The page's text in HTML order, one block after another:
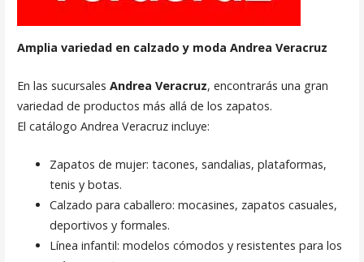
Amplia variedad en calzado y moda Andrea Veracruz
En las sucursales Andrea Veracruz, encontrarás una gran
variedad de productos más allá de los zapatos.
El catálogo Andrea Veracruz incluye:
Zapatos de mujer: tacones, sandalias, plataformas,
tenis y botas.
Calzado para caballero: mocasines, zapatos casuales,
deportivos y formales.
Línea infantil: modelos cómodos y resistentes para los